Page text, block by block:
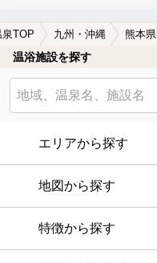
泉TOP 九州・沖縄 熊本県
温浴施設を探す
エリアから探す
地図から探す
特徴から探す